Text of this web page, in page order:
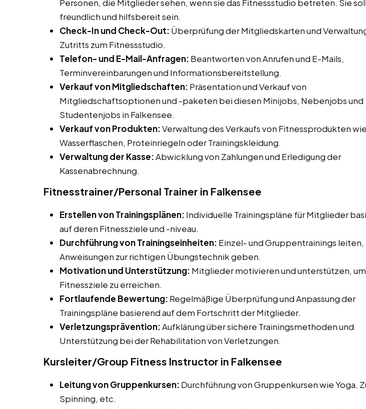
Personen, die Mitglieder sehen, wenn sie das Fitnessstudio betreten. Sie
freundlich und hilfsbereit sein.
Check-In und Check-Out: Überprüfung der Mitgliedskarten und
Zutritts zum Fitnessstudio.
Telefon- und E-Mail-Anfragen: Beantworten von Anrufen und E-Mails,
Terminvereinbarungen und Informationsbereitstellung.
Verkauf von Mitgliedschaften: Präsentation und Verkauf von
Mitgliedschaftsoptionen und -paketen bei diesen Minijobs, Nebenjobs und
Studentenjobs in Falkensee.
Verkauf von Produkten:Verwaltung des Verkaufs von Fitnessprodukten wie
Wasserflaschen, Proteinriegeln oder Trainingskleidung.
Verwaltung der Kasse:Abwicklung von Zahlungen und Erledigung der
Kassenabrechnung.
Fitnesstrainer/Personal Trainer in Falkensee
Erstellen von Trainingsplänen: Individuelle Trainingspläne für Mitglieder
auf deren Fitnessziele und -niveau.
Durchführung von Trainingseinheiten: Einzel- und Gruppentrainings leiten,
Anweisungen zur richtigen Übungstechnik geben.
Motivation und Unterstützung: Mitglieder motivieren und unterstützen,
Fitnessziele zu erreichen.
Fortlaufende Bewertung: Regelmäßige Überprüfung und Anpassung der
Trainingspläne basierend auf dem Fortschritt der Mitglieder.
Verletzungsprävention:Aufklärung über sichere Trainingsmethoden und
Unterstützung bei der Rehabilitation von Verletzungen.
Kursleiter/Group Fitness Instructor in Falkensee
Leitung von Gruppenkursen: Durchführung von Gruppenkursen wie Yoga,
Spinning, etc.